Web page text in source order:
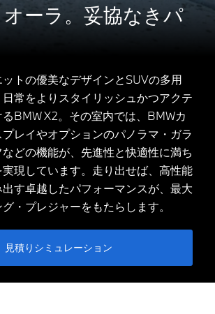
ーラ。妥協なきパ
トの優美なデザインとSUVの多用
常をよりスタイリッシュかつアクテ
BMW X2。その室内では、BMWカ
レイやオプションのパノラマ・ガラ
どの機能が、先進性と快適性に満ち
現しています。走り出せば、高性能
す卓越したパフォーマンスが、最大
・プレジャーをもたらします。
見積りシミュレーション